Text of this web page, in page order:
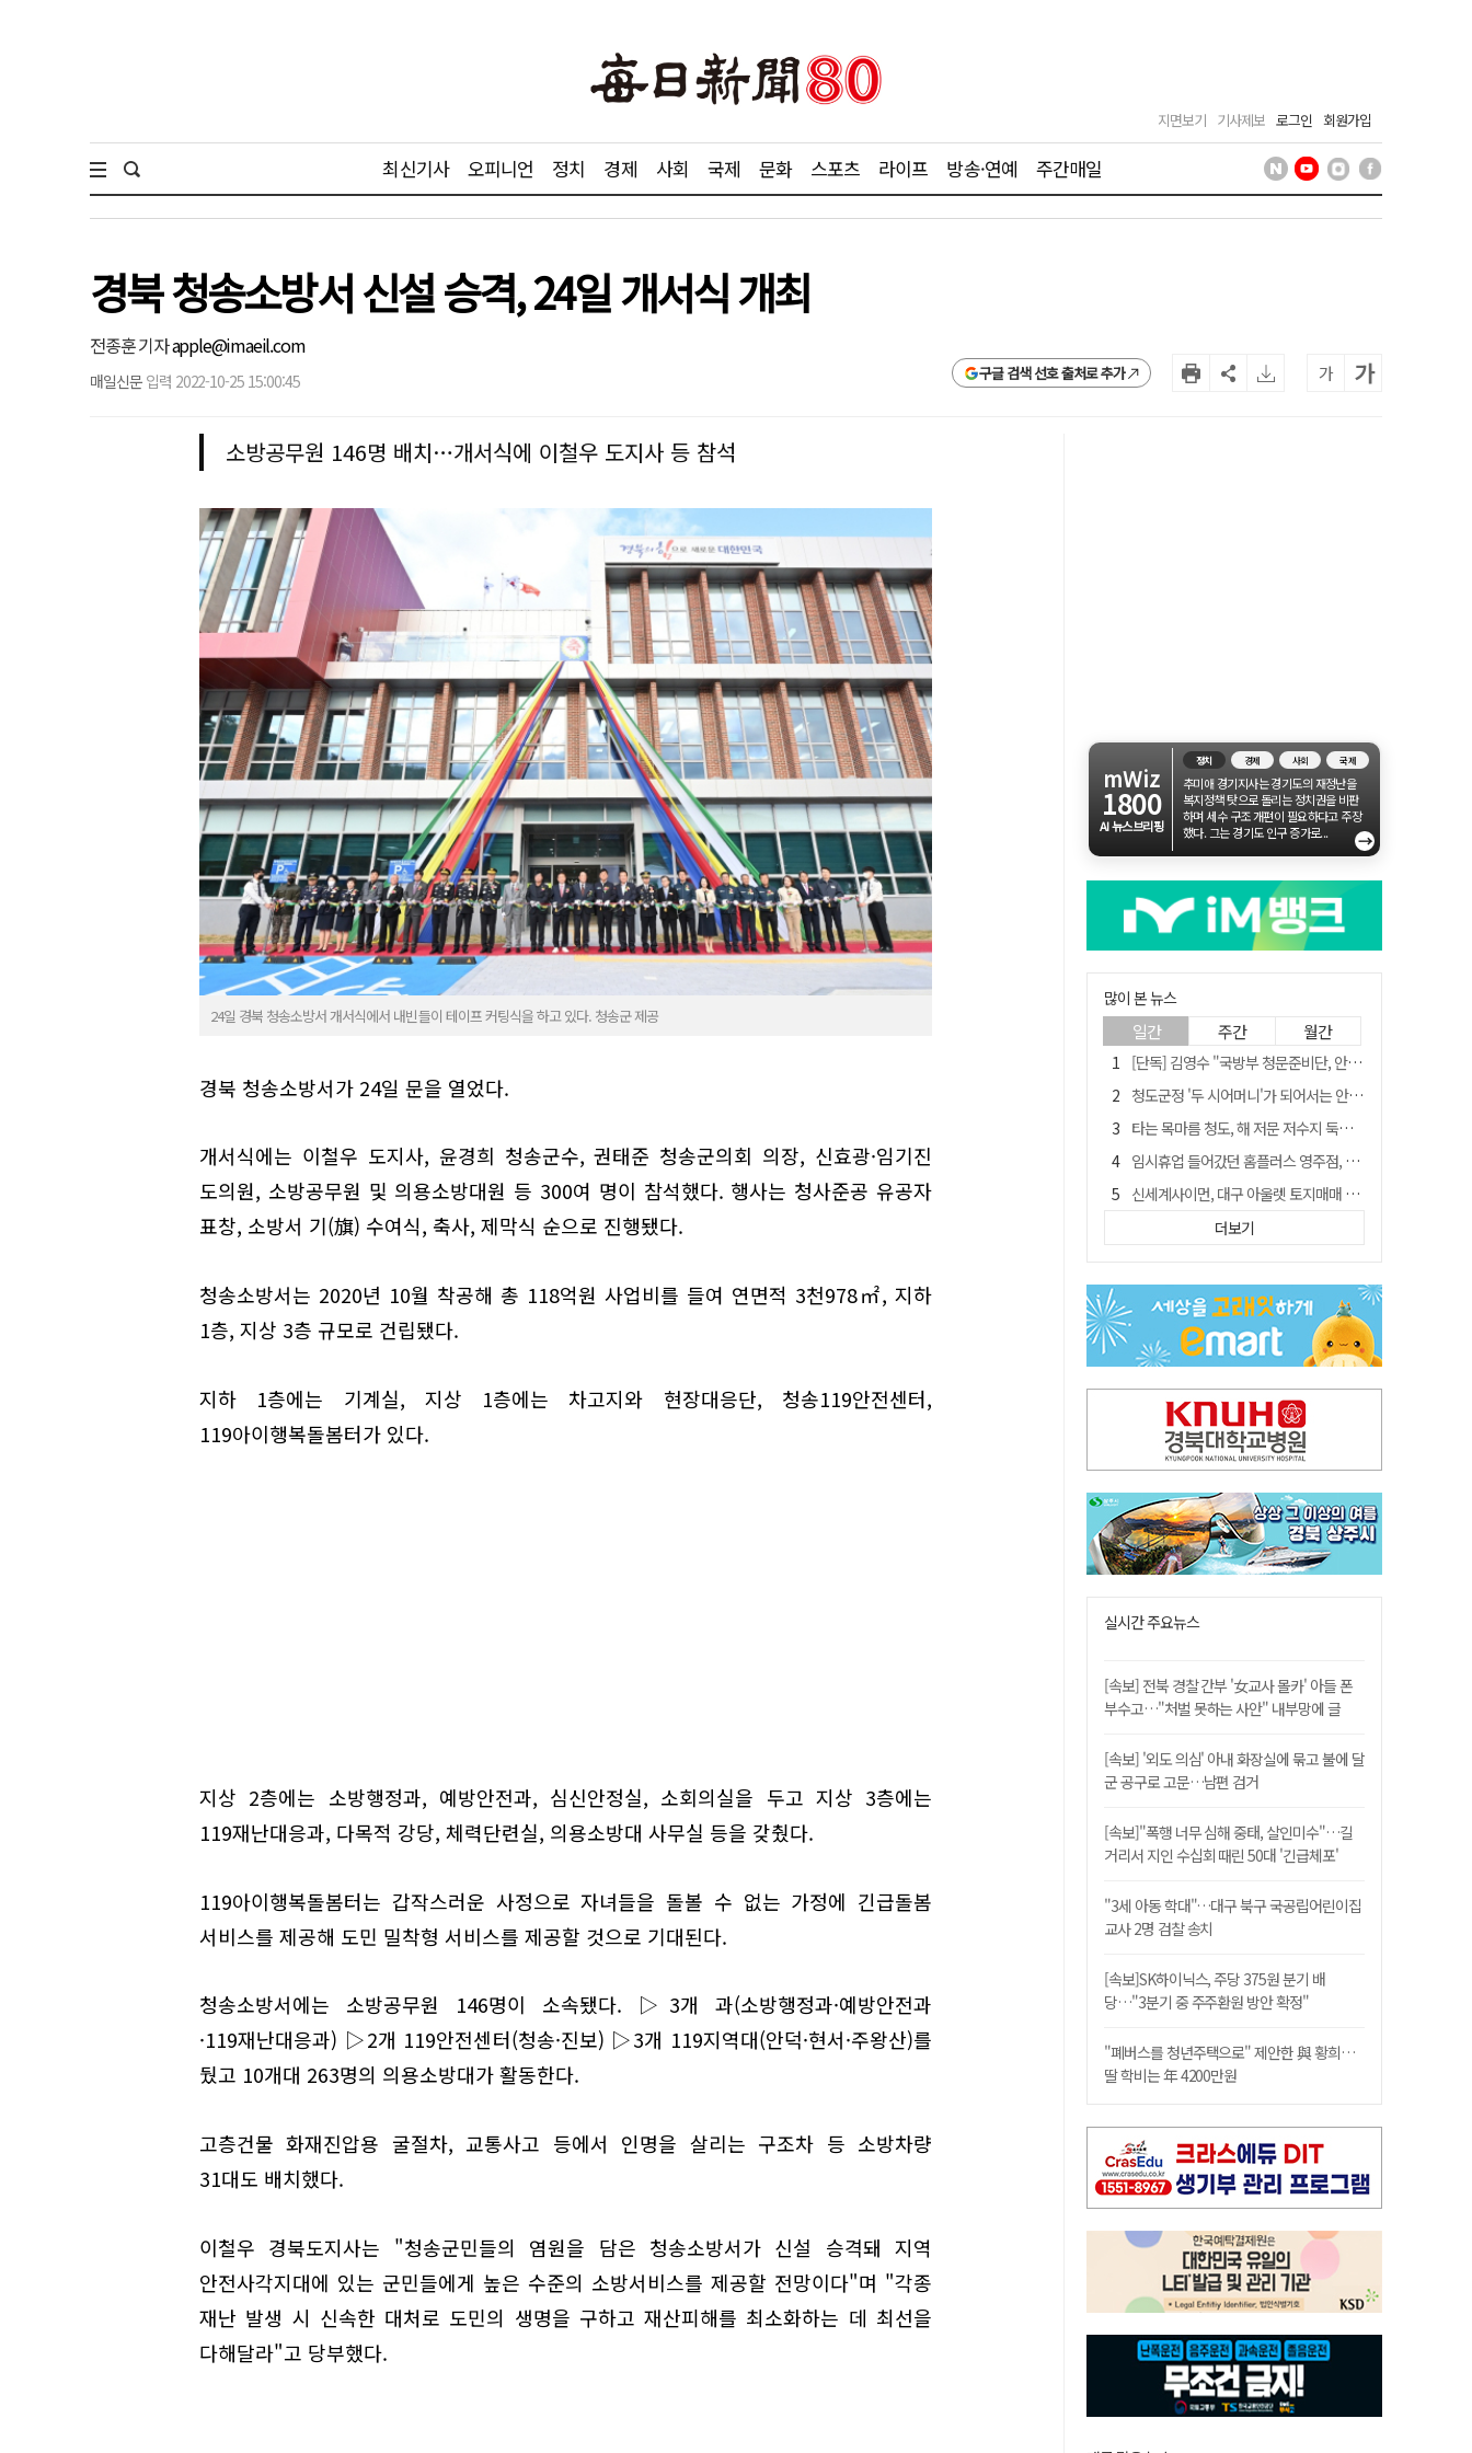
지면보기 기사제보 로그인 회원가입
최신기사 오피니언 정치 경제 사회 국제 문화 스포츠 라이프 방송·연예 주간매일
경북 청송소방서 신설 승격, 24일 개서식 개최
전종훈 기자apple@imaeil.com
매일신문 입력 2022-10-25 15:00:45 구글 검색 선호 출처로 추가 가 가
소방공무원 146명 배치…개서식에 이철우 도지사 등 참석
24일 경북 청송소방서 개서식에서 내빈들이 테이프 커팅식을 하고 있다. 청송군 제공
경북 청송소방서가 24일 문을 열었다.
개서식에는 이철우 도지사, 윤경희 청송군수, 권태준 청송군의회 의장, 신효광·임기진
도의원, 소방공무원 및 의용소방대원 등 300여 명이 참석했다. 행사는 청사준공 유공자
표창, 소방서 기(旗) 수여식, 축사, 제막식 순으로 진행됐다.
청송소방서는 2020년 10월 착공해 총 118억원 사업비를 들여 연면적 3천978㎡, 지하
1층, 지상 3층 규모로 건립됐다.
지하 1층에는 기계실, 지상 1층에는 차고지와 현장대응단, 청송119안전센터,
119아이행복돌봄터가 있다.
지상 2층에는 소방행정과, 예방안전과, 심신안정실, 소회의실을 두고 지상 3층에는
119재난대응과, 다목적 강당, 체력단련실, 의용소방대 사무실 등을 갖췄다.
119아이행복돌봄터는 갑작스러운 사정으로 자녀들을 돌볼 수 없는 가정에 긴급돌봄
서비스를 제공해 도민 밀착형 서비스를 제공할 것으로 기대된다.
청송소방서에는 소방공무원 146명이 소속됐다. ▷3개 과(소방행정과·예방안전과
·119재난대응과) ▷2개 119안전센터(청송·진보) ▷3개 119지역대(안덕·현서·주왕산)를
뒀고 10개대 263명의 의용소방대가 활동한다.
고층건물 화재진압용 굴절차, 교통사고 등에서 인명을 살리는 구조차 등 소방차량
31대도 배치했다.
이철우 경북도지사는 "청송군민들의 염원을 담은 청송소방서가 신설 승격돼 지역
안전사각지대에 있는 군민들에게 높은 수준의 소방서비스를 제공할 전망이다"며 "각종
재난 발생 시 신속한 대처로 도민의 생명을 구하고 재산피해를 최소화하는 데 최선을
다해달라"고 당부했다.
mWiz
1800
AI 뉴스브리핑
정치 경제 사회 국제
추미애 경기지사는 경기도의 재정난을
복지정책 탓으로 돌리는 정치권을 비판
하며 세수 구조 개편이 필요하다고 주장
했다. 그는 경기도 인구 증가로...
→
많이 본 뉴스
일간 주간 월간
[단독] 김영수 "국방부 청문준비단, 안규백 탈영 알고있었다"
청도군정 '두 시어머니'가 되어서는 안된다
타는 목마름 청도, 해 저문 저수지 둑에 군수가 서 있었다
임시휴업 들어갔던 홈플러스 영주점, 7일 영업 재개…지하 1층만 운영
신세계사이먼, 대구 아울렛 토지매매 계약 체결… 사업 본궤도
SK하이닉스, 주당 375원 분기 배당 공시…"3분기 중 주주환원 방안 확정"
이의준 전 경북도 새마을봉사과장, 제28대 울릉군 부군수 취임
外人 한 달 새 8000억 담았는데…LG이노텍 목표주가는 왜 엇갈릴까
정청래, 靑 겨냥... "신천지·레버리지·호남 반도체 겁박 사과하라"
더보기
실시간 주요뉴스
[속보] 전북 경찰 간부 '女교사 몰카' 아들 폰
부수고…"처벌 못하는 사안" 내부망에 글
[속보] '외도 의심' 아내 화장실에 묶고 불에 달
군 공구로 고문…남편 검거
[속보]"폭행 너무 심해 중태, 살인미수"…길
거리서 지인 수십회 때린 50대 '긴급체포'
"3세 아동 학대"…대구 북구 국공립어린이집
교사 2명 검찰 송치
[속보]SK하이닉스, 주당 375원 분기 배
당…"3분기 중 주주환원 방안 확정"
"폐버스를 청년주택으로" 제안한 與 황희…
딸 학비는 年 4200만원